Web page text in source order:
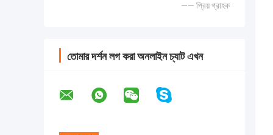
—— প্রিয় গ্রাহক
তোমার দর্শন লগ করা অনলাইন চ্যাট এখন